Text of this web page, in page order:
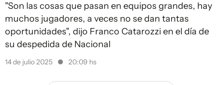
"Son las cosas que pasan en equipos grandes, hay
muchos jugadores, a veces no se dan tantas
oportunidades", dijo Franco Catarozzi en el día de
su despedida de Nacional
14 de julio 2025 20:09 hs